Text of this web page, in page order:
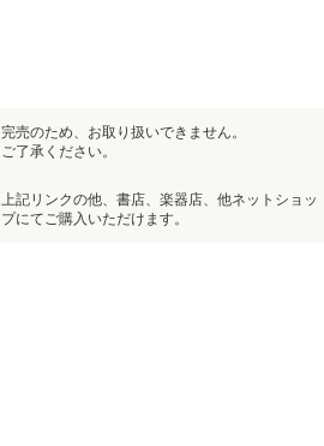
完売のため、お取り扱いできません。
ご了承ください。
上記リンクの他、書店、楽器店、他ネットショッ
プにてご購入いただけます。